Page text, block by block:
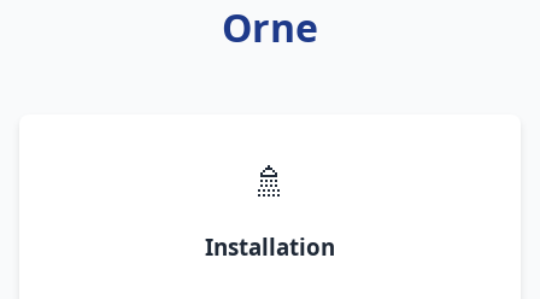
Orne
🚿
Installation